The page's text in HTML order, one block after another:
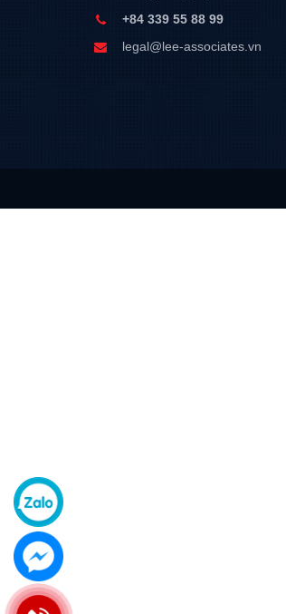
+84 339 55 88 99
legal@lee-associates.vn